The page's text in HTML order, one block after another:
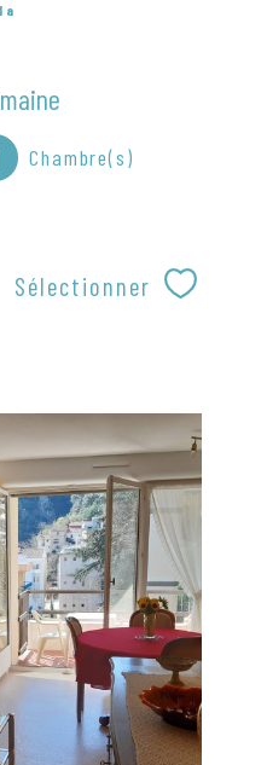
Chambre(s)
Sélectionner